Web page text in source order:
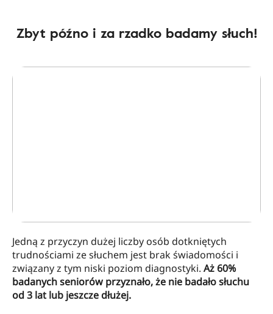
Zbyt późno i za rzadko badamy słuch!
Jedną z przyczyn dużej liczby osób dotkniętych
trudnościami ze słuchem jest brak świadomości i
związany z tym niski poziom diagnostyki. Aż 60%
badanych seniorów przyznało, że nie badało słuchu
od 3 lat lub jeszcze dłużej.